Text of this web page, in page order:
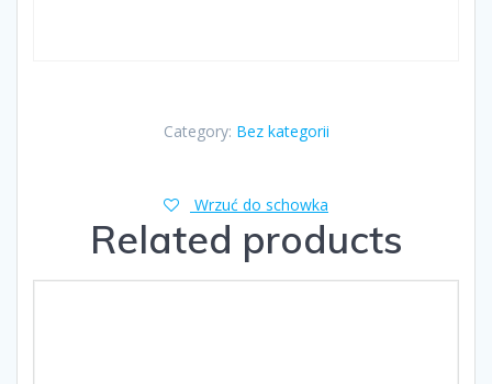
Category: Bez kategorii
Wrzuć do schowka
Related products